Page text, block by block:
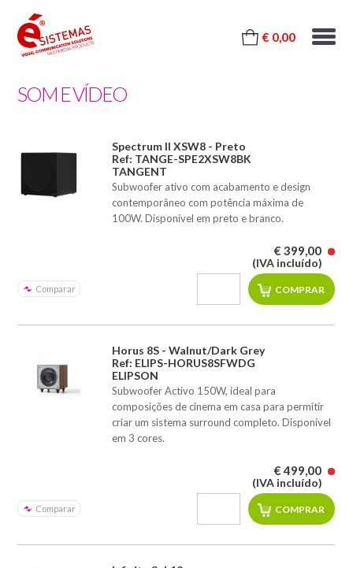
€ 0,00
SOM E VÍDEO
Spectrum II XSW8 - Preto
Ref: TANGE-SPE2XSW8BK
TANGENT
Subwoofer ativo com acabamento e design
contemporâneo com potência máxima de
100W. Disponível em preto e branco.
Comparar
€ 399,00
(IVA incluído)
Horus 8S - Walnut/Dark Grey
Ref: ELIPS-HORUS8SFWDG
ELIPSON
Subwoofer Activo 150W, ideal para
composições de cinema em casa para permitir
criar um sistema surround completo. Disponível
em 3 cores.
Comparar
€ 499,00
(IVA incluído)